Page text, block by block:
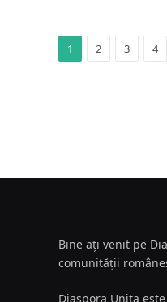
1 2 3 4
Bine ați venit pe
comunității
Diaspora Unita